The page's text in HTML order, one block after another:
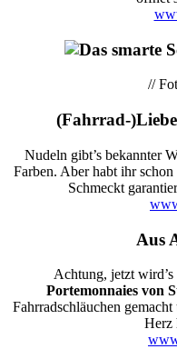
//
(Fahrrad-
Nudeln gibt’s bekannter
Farben. Aber habt ihr schon
Schmeckt
Aus
Achtung, jetzt
Portemonnaies von
Fahrradschläuchen
Herz